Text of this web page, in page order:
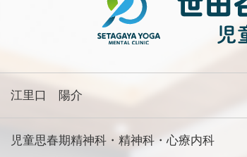
江里口 陽介
児童思春期精神科・精神科・心療内科